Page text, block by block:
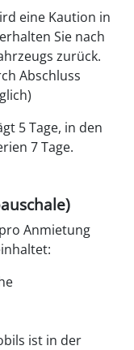
eine Kaution in
Sie nach
zurück.
Abschluss
5 Tage, in den
7 Tage.
Anmietung
ist in der